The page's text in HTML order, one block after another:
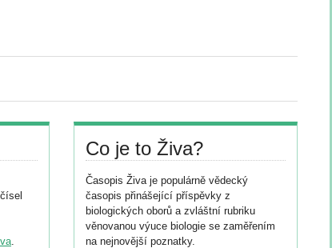
.
Co je to Živa?
Časopis Živa je populárně vědecký
časopis přinášející příspěvky z
biologických oborů a zvláštní rubriku
věnovanou výuce biologie se zaměřením
na nejnovější poznatky.